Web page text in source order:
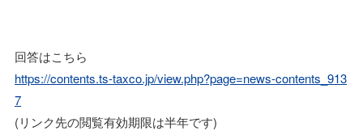
回答はこちら
https://contents.ts-taxco.jp/view.php?page=news-contents_913
7
(リンク先の閲覧有効期限は半年です)